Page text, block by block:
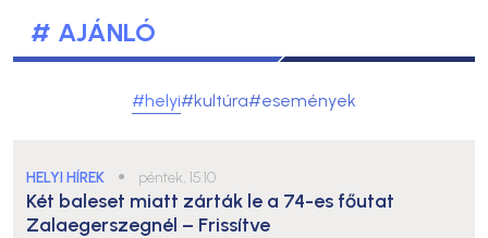
# AJÁNLÓ
#helyi#kultúra#események
HELYI HÍREK ● péntek, 15:10
Két baleset miatt zárták le a 74-es főutat
Zalaegerszegnél – Frissítve